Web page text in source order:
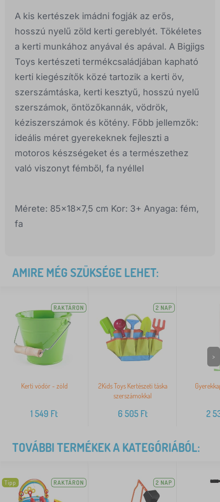
A kis kertészek imádni fogják az erős,
hosszú nyelű zöld kerti gereblyét. Tökéletes
a kerti munkához anyával és apával. A Bigjigs
Toys kertészeti termékcsaládjában kapható
kerti kiegészítők közé tartozik a kerti öv,
szerszámtáska, kerti kesztyű, hosszú nyelű
szerszámok, öntözőkannák, vödrök,
kéziszerszámok és kötény. Főbb jellemzők:
ideális méret gyerekeknek fejleszti a
motoros készségeket és a természethez
való viszonyt fémből, fa nyéllel
Mérete: 85x18x7,5 cm Kor: 3+ Anyaga: fém,
fa
AMIRE MÉG SZÜKSÉGE LEHET:
RAKTÁRON
Kerti vödör - zöld
1 549 Ft
2 NAP
2Kids Toys Kertészeti táska
szerszámokkal
6 505Ft 2
>
TOVÁBBI TERMÉKEK A KATEGÓRIÁBÓL:
Tipp RAKTÁRON 2 NAP